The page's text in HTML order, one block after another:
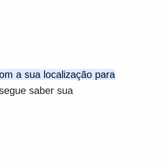
a sua localização para
saber sua